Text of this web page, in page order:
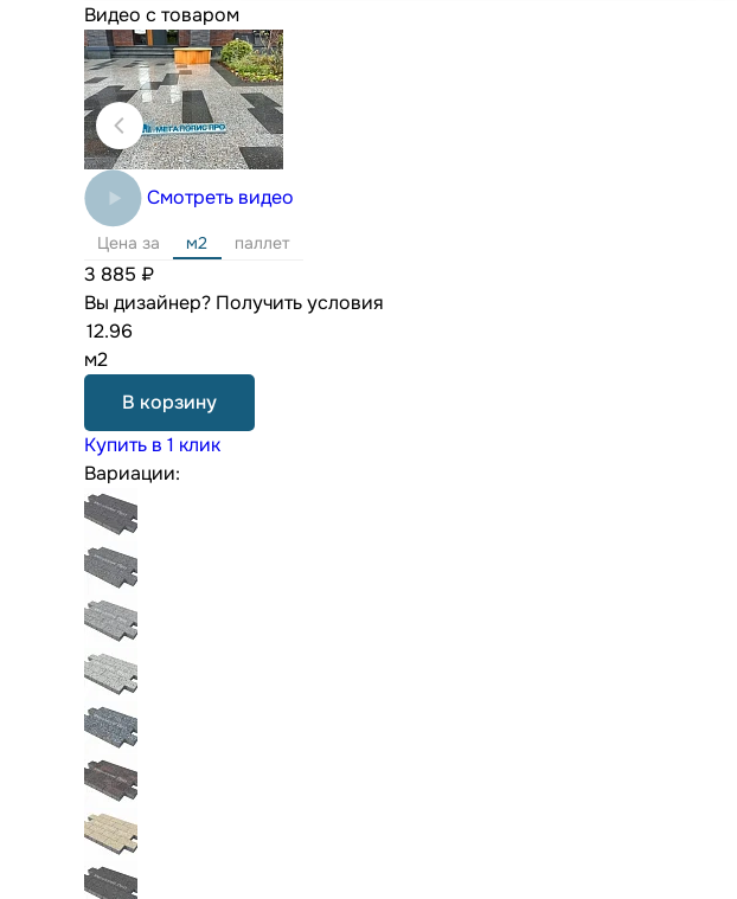
Видео с товаром
Смотреть видео
Цена за м2 паллет
3 885 ₽
Вы дизайнер? Получить условия
м2
В корзину
Купить в 1 клик
Вариации: